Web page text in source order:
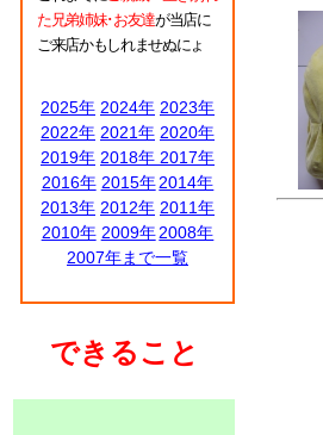
た兄弟姉妹･お友達が当店に
ご来店かもしれませぬにょ
2025年 2024年 2023年
2022年 2021年 2020年
2019年 2018年 2017年
2016年 2015年 2014年
2013年 2012年 2011年
2010年 2009年 2008年
2007年まで一覧
できること